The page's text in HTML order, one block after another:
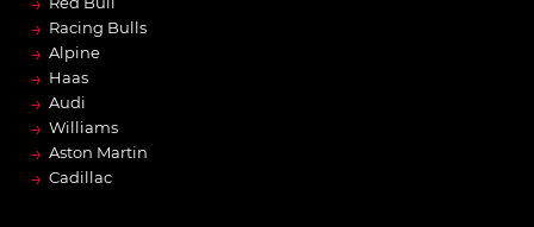
→ Racing Bulls
→ Alpine
→ Haas
→ Audi
→ Williams
→ Aston Martin
→ Cadillac